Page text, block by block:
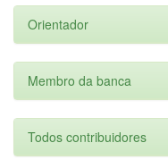
Orientador
Membro da banca
Todos contribuidores